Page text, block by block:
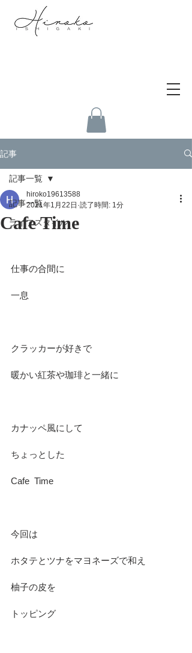
記事
記事一覧
ライフスタイル
記事一覧
Cafe Time
hiroko19613588
2021年1月22日 読了時間: 1分
仕事の合間に
一息
クラッカーが好きで
暖かい紅茶や珈琲と一緒に
カナッペ風にして
ちょっとした
Cafe  Time
今回は
ホタテとツナをマヨネーズで和え
柚子の皮を
トッピング